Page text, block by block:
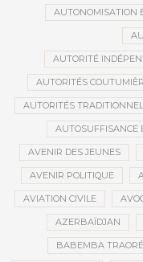
AUTONOMISATION
AUTORITÉ
AUTORITÉS
AUTORITÉS
AUTOSUFFISANCE
AVENIR DES JEUNES
AVENIR POLITIQUE
AVIATION CIVILE
AZERBAÏDJAN
BABEMBA TRAORÉ